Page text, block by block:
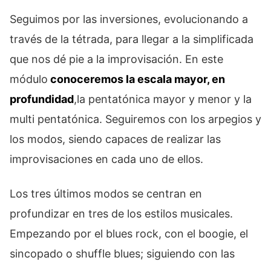
Seguimos por las inversiones, evolucionando a
través de la tétrada, para llegar a la simplificada
que nos dé pie a la improvisación. En este
módulo conoceremos la escala mayor, en
profundidad,la pentatónica mayor y menor y la
multi pentatónica. Seguiremos con los arpegios y
los modos, siendo capaces de realizar las
improvisaciones en cada uno de ellos.
Los tres últimos modos se centran en
profundizar en tres de los estilos musicales.
Empezando por el blues rock, con el boogie, el
sincopado o shuffle blues; siguiendo con las